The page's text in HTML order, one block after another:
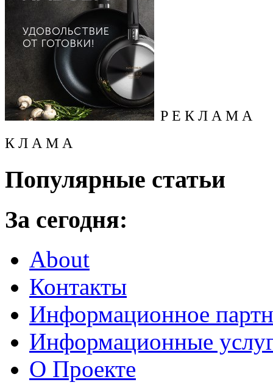
Р Е К Л А М А
К Л А М А
Популярные статьи
За сегодня:
About
Контакты
Информационное
Информационные
О Проекте